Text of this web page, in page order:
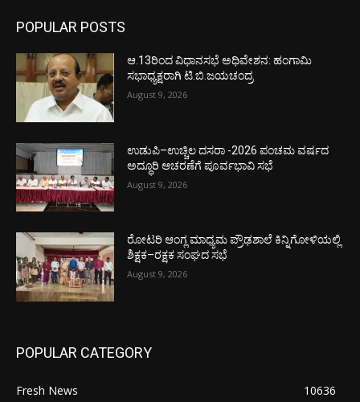
POPULAR POSTS
ಆ.13ರಿಂದ ವಿಧಾನಸಭೆ ಅಧಿವೇಶನ: ಹಂಗಾಮಿ
ಸಭಾಧ್ಯಕ್ಷರಾಗಿ ಟಿ.ಬಿ.ಜಯಚಂದ್ರ
August 9, 2026
ಉಡುಪಿ–ಉಚ್ಚಿಲ ದಸರಾ -2026 ಪಂಚಮ ವರ್ಷದ
ಅದ್ಧೂರಿ ಆಚರಣೆಗೆ ಪೂರ್ವಭಾವಿ ಸಭೆ
August 9, 2026
ರೋಟರಿ ಆಂಗ್ಲ ಮಾಧ್ಯಮ ಪ್ರೌಢಶಾಲೆ ಕಿನ್ನಿಗೋಳಿಯಲ್ಲಿ
ಶಿಕ್ಷಕ–ರಕ್ಷಕ ಸಂಘದ ಸಭೆ
August 9, 2026
POPULAR CATEGORY
Fresh News
10636